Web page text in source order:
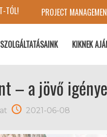
TÓL! PROJECT
SZOLGÁLTATÁSAINK KIKNEK
– a jövő
at 2021-06-08